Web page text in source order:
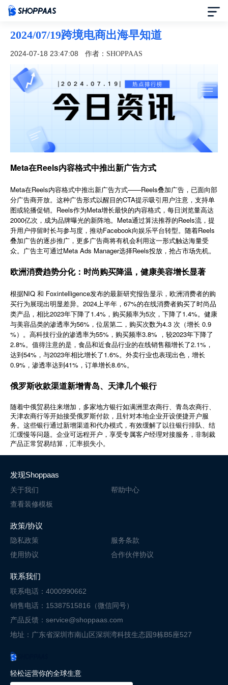
首页
定价
模板中心
合作伙伴
了解我们
简体中文
登录 免费使用
2024/07/19跨境电商出海早知道
2024-07-18 23:47:08 作者：SHOPPAAS
Meta在Reels内容格式中推出新广告方式
Meta在Reels内容格式中推出新广告方式——Reels叠加广告，已面向部
分广告商开放。这种广告形式以醒目的CTA提示吸引用户注意，支持单
图或轮播促销。Reels作为Meta增长最快的内容格式，每日浏览量高达
2000亿次，成为品牌曝光的新阵地。Meta通过算法推荐的Reels流，提
升用户停留时长与参与度，推动Facebook向娱乐平台转型。随着Reels
叠加广告的逐步推广，更多广告商将有机会利用这一形式触达海量受
众。广告主可通过Meta Ads Manager选择Reels投放，抢占市场先机。
欧洲消费趋势分化：时尚购买降温，健康美容增长显著
根据NIQ 和 Foxintelligence发布的最新研究报告显示，欧洲消费者的购
买行为展现出明显差异。2024上半年，67%的在线消费者购买了时尚品
类产品，相比2023年下降了1.4%，购买频率为5次，下降了1.4%。健康
与美容品类的渗透率为56%，位居第二，购买次数为4.3 次（增长 0.9
%）。高科技行业的渗透率为55%，购买频率3.8% ，较2023年下降了
2.8%。值得注意的是，食品和近食品行业的在线销售额增长了2.1%，
达到54%，与2023年相比增长了1.6%。外卖行业也表现出色，增长
0.9%，渗透率达到41%，订单增长8.6%。
俄罗斯收款渠道新增青岛、天津几个银行
随着中俄贸易往来增加，多家地方银行如满洲里农商行、青岛农商行、
天津农商行等开始接受俄罗斯付款，且针对本地企业开设便捷开户服
务。这些银行通过新增渠道和代办模式，有效缓解了以往银行排队、结
汇缓慢等问题。企业可远程开户，享受专属客户经理对接服务，非制裁
产品正常贸易结算，汇率损失小。
轻松运营你的全球生意
发现Shoppaas
关于我们
帮助中心
查看装修模板
政策/协议
隐私政策
服务条款
使用协议
合作伙伴协议
联系我们
联系电话：4000990662
销售电话：15387515816（微信同号）
产品反馈：service@shoppaas.com
地址：广东省深圳市南山区深圳湾科技生态园9栋B5座527